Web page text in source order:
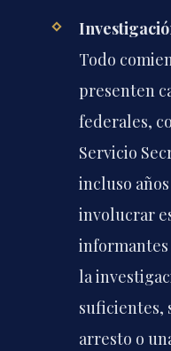
Todo
presenten
federales,
Servicio
incluso
involucrar
informantes
la
suficientes,
arresto o